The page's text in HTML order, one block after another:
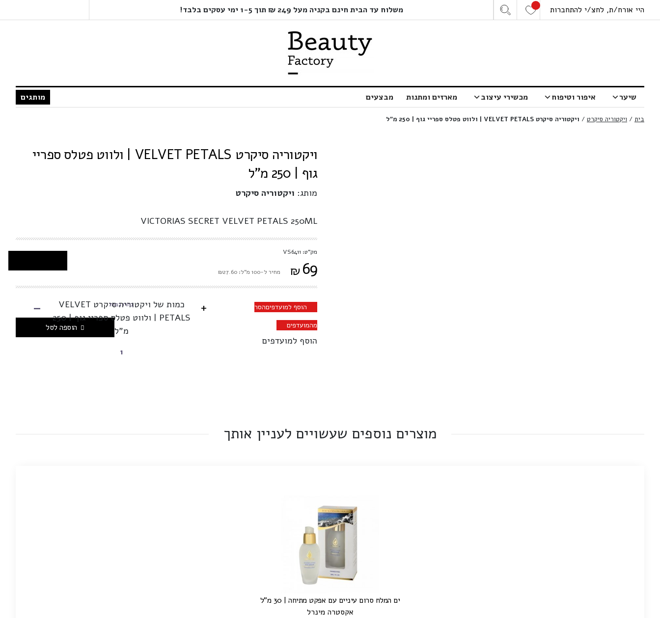
היי אורח/ת, לחצ/י להתחברות משלוח עד הבית חינם בקניה מעל 249 ₪ תוך 1-5 ימי עסקים בלבד!
שיער איפור וטיפוח מכשירי עיצוב מארזים ומתנות מבצעים מותגים
בית / ויקטוריה סיקרט / ויקטוריה סיקרט VELVET PETALS | ולווט פטלס ספריי גוף | 250 מ”ל
ויקטוריה סיקרט VELVET PETALS | ולווט פטלס ספריי
גוף | 250 מ"ל
מותג: ויקטוריה סיקרט
VICTORIAS SECRET VELVET PETALS 250ML
מק"ט: VS6411
₪69 מחיר ל-100 מ"ל: ₪27.60
+
כמות של ויקטוריה סיקרט VELVET
PETALS | ולווט פטלס ספריי גוף | 250
מ"ל
בחרו כמות -
הוספה לסל
הוסף למועדפיםהסר
מהמועדפים
הוסף למועדפים
מוצרים נוספים שעשויים לעניין אותך
ים המלח סרום עיניים עם אפקט מתיחה | 30 מ"ל
אקסטרה מינרל